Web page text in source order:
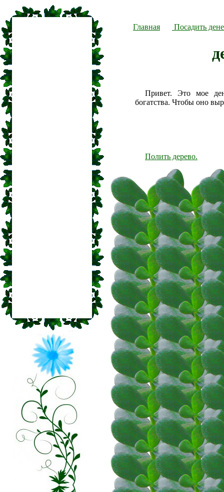
Главная Посадить
Привет. Это мое
богатства. Чтобы оно
Полить дерево.